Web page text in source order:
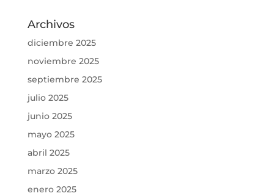
Archivos
diciembre 2025
noviembre 2025
septiembre 2025
julio 2025
junio 2025
mayo 2025
abril 2025
marzo 2025
enero 2025